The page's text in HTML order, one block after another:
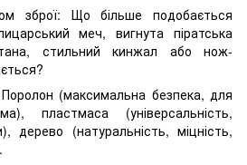
зброї: Що більше подобається
меч, вигнута піратська
стильний кинжал або нож-
Поролон (максимальна безпека, для
пластмаса (універсальність,
дерево (натуральність, міцність,